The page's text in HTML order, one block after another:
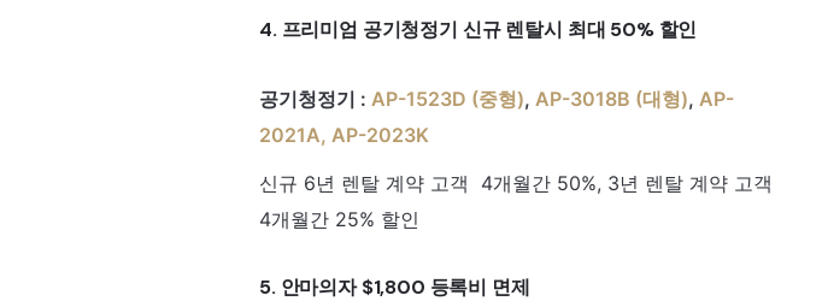
4. 프리미엄 공기청정기 신규 렌탈시 최대 50% 할인
공기청정기 :AP-1523D (중형),AP-3018B (대형),AP-
2021A, AP-2023K
신규 6년 렌탈 계약 고객 4개월간 50%, 3년 렌탈 계약 고객
4개월간 25% 할인
5. 안마의자 $1,800 등록비 면제